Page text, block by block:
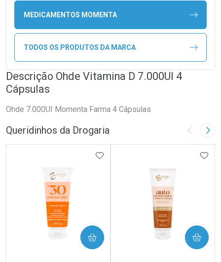
MEDICAMENTOS MOMENTA
TODOS OS PRODUTOS DA MARCA
Descrição Ohde Vitamina D 7.000UI 4
Cápsulas
Ohde 7.000UI Momenta Farma 4 Cápsulas
Queridinhos da Drogaria Imagem
ADICIONAR AOS FAVORITOS
COMPRAR COMPRAR